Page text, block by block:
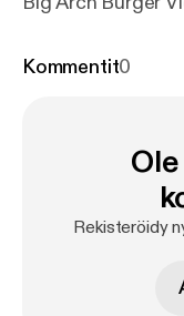
Lights Makes You
notes with links at
Kommentit0
Rekisteröidy